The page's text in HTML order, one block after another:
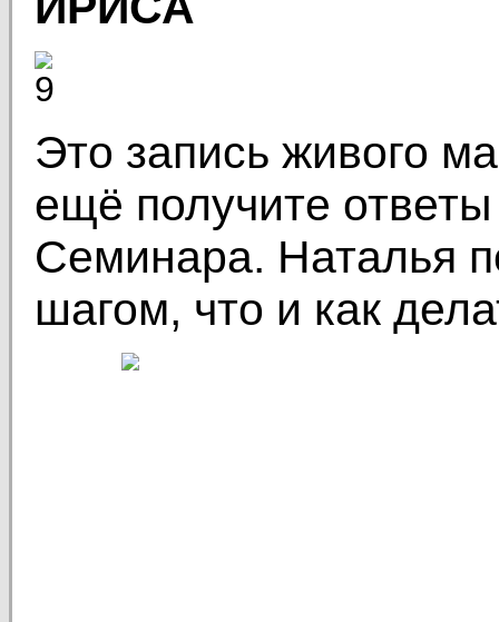
Это запись живого
ещё получите
Семинара. Наталья
шагом, что и как